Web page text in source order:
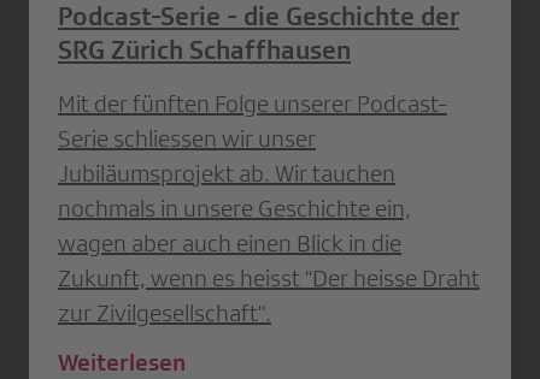
Podcast-Serie - die Geschichte der
SRG Zürich Schaffhausen
Mit der fünften Folge unserer Podcast-
Serie schliessen wir unser
Jubiläumsprojekt ab. Wir tauchen
nochmals in unsere Geschichte ein,
wagen aber auch einen Blick in die
Zukunft, wenn es heisst "Der heisse Draht
zur Zivilgesellschaft".
Weiterlesen